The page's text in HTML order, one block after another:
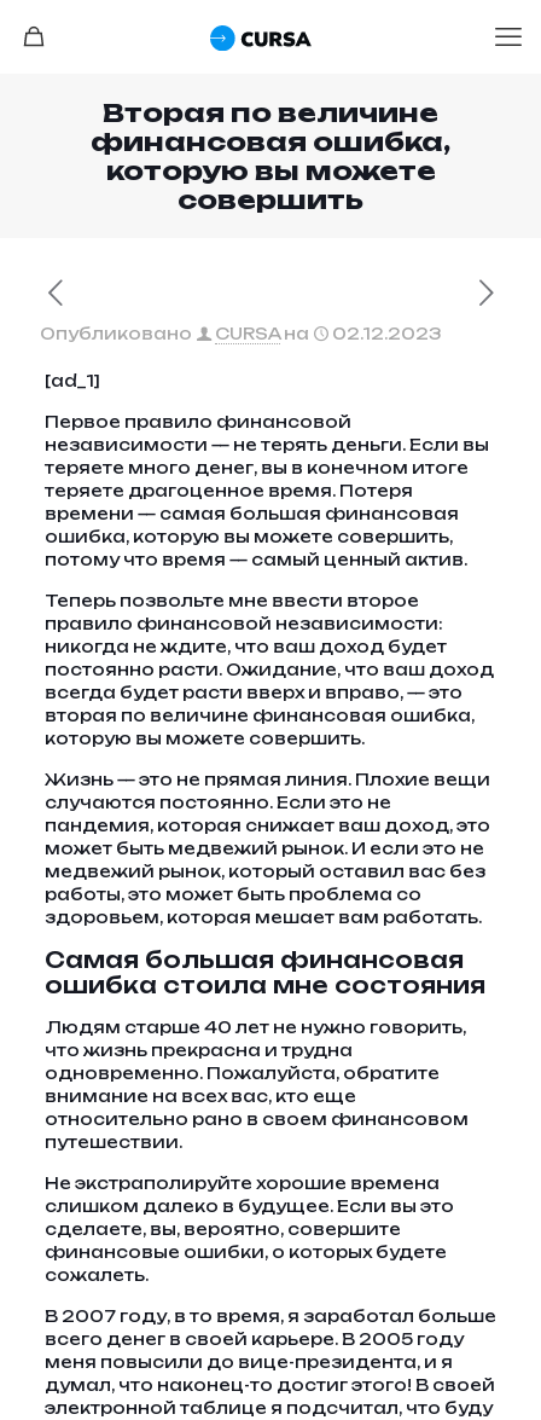
Вторая по величине
финансовая ошибка,
которую вы можете
совершить
Опубликовано CURSA на 02.12.2023
[ad_1]
Первое правило финансовой
независимости — не терять деньги. Если вы
теряете много денег, вы в конечном итоге
теряете драгоценное время. Потеря
времени — самая большая финансовая
ошибка, которую вы можете совершить,
потому что время — самый ценный актив.
Теперь позвольте мне ввести второе
правило финансовой независимости:
никогда не ждите, что ваш доход будет
постоянно расти. Ожидание, что ваш доход
всегда будет расти вверх и вправо, — это
вторая по величине финансовая ошибка,
которую вы можете совершить.
Жизнь — это не прямая линия. Плохие вещи
случаются постоянно. Если это не
пандемия, которая снижает ваш доход, это
может быть медвежий рынок. И если это не
медвежий рынок, который оставил вас без
работы, это может быть проблема со
здоровьем, которая мешает вам работать.
Самая большая финансовая
ошибка стоила мне состояния
Людям старше 40 лет не нужно говорить,
что жизнь прекрасна и трудна
одновременно. Пожалуйста, обратите
внимание на всех вас, кто еще
относительно рано в своем финансовом
путешествии.
Не экстраполируйте хорошие времена
слишком далеко в будущее. Если вы это
сделаете, вы, вероятно, совершите
финансовые ошибки, о которых будете
сожалеть.
В 2007 году, в то время, я заработал больше
всего денег в своей карьере. В 2005 году
меня повысили до вице-президента, и я
думал, что наконец-то достиг этого! В своей
электронной таблице я подсчитал, что буду